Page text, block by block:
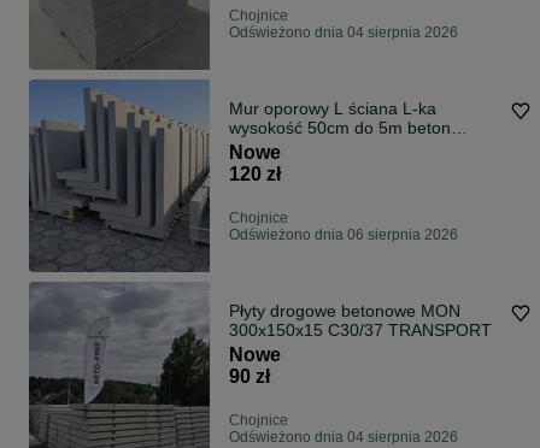
Chojnice
Odświeżono dnia 04 sierpnia 2026
Mur oporowy L ściana L-ka
wysokość 50cm do 5m beton
C30/37 TRANSPORT
Nowe
120 zł
Chojnice
Odświeżono dnia 06 sierpnia 2026
Płyty drogowe betonowe MON
300x150x15 C30/37 TRANSPORT
Nowe
90 zł
Chojnice
Odświeżono dnia 04 sierpnia 2026